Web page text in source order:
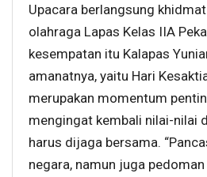
Upacara berlangsung
olahraga Lapas Kelas IIA
kesempatan itu Kalapas
amanatnya, yaitu Hari
merupakan momentum
mengingat kembali nilai-nilai
harus dijaga bersama.
negara, namun juga